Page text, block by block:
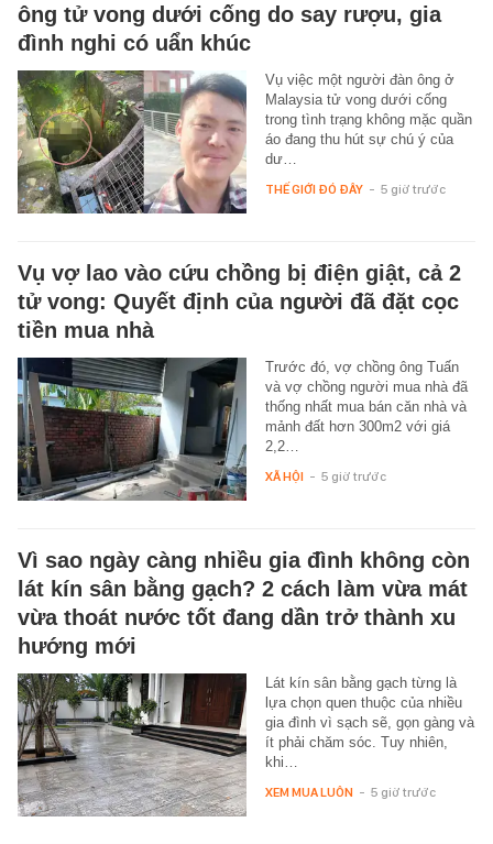
ông tử vong dưới cống do say rượu, gia
đình nghi có uẩn khúc
Vụ việc một người đàn ông ở
Malaysia tử vong dưới cống
trong tình trạng không mặc quần
áo đang thu hút sự chú ý của
dư…
THẾ GIỚI ĐÓ ĐÂY - 5 giờ trước
Vụ vợ lao vào cứu chồng bị điện giật, cả 2
tử vong: Quyết định của người đã đặt cọc
tiền mua nhà
Trước đó, vợ chồng ông Tuấn
và vợ chồng người mua nhà đã
thống nhất mua bán căn nhà và
mảnh đất hơn 300m2 với giá
2,2…
XÃ HỘI - 5 giờ trước
Vì sao ngày càng nhiều gia đình không còn
lát kín sân bằng gạch? 2 cách làm vừa mát
vừa thoát nước tốt đang dần trở thành xu
hướng mới
Lát kín sân bằng gạch từng là
lựa chọn quen thuộc của nhiều
gia đình vì sạch sẽ, gọn gàng và
ít phải chăm sóc. Tuy nhiên,
khi…
XEM MUA LUÔN - 5 giờ trước